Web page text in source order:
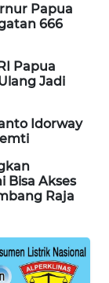
Papua
666
Papua
Jadi
Idorway
Bisa Akses
Raja